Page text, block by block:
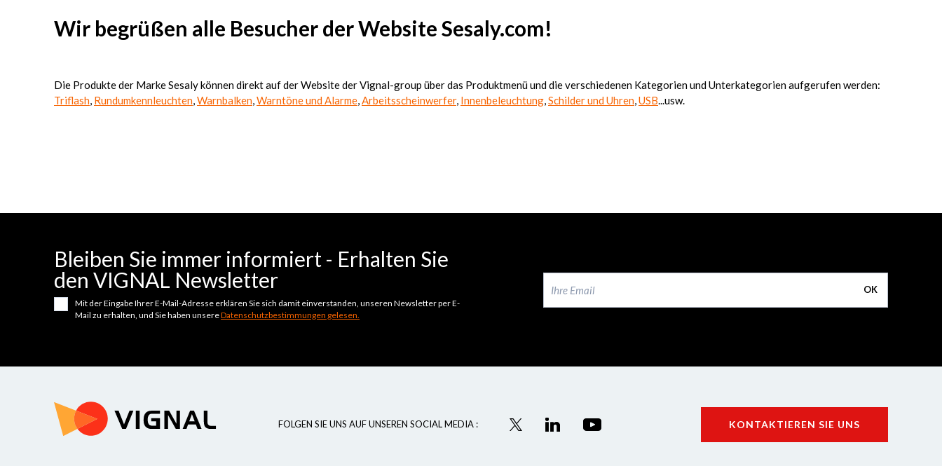
Wir begrüßen alle Besucher der Website Sesaly.com!
Die Produkte der Marke Sesaly können direkt auf der Website der Vignal-group über das Produktmenü und die verschiedenen Kategorien und Unterkategorien aufgerufen werden:
Triflash, Rundumkennleuchten,Warnbalken,Warntöne und Alarme,Arbeitsscheinwerfer, Innenbeleuchtung,Schilder und Uhren,USB...usw.
Bleiben Sie immer informiert - Erhalten Sie
den VIGNAL Newsletter
OK
Mit der Eingabe Ihrer E-Mail-Adresse erklären Sie sich damit einverstanden, unseren Newsletter per E-
Mail zu erhalten, und Sie haben unsereDatenschutzbestimmungen gelesen.
FOLGEN SIE UNS AUF UNSEREN SOCIAL MEDIA : KONTAKTIEREN SIE UNS